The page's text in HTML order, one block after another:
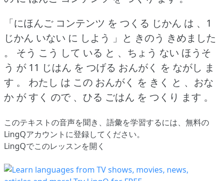
「にほんご コンテンツ を つくる じかん は 、1
じかん いない に しよう 」と きのう きめました
。
そう こう して いる と 、ちょう ない ほうそ
う が 11 じはん を つげる おんがく を ながし ま
す 。
わたし は この おんがく を きく と 、おな
か が すく ので 、ひる ごはん を つくり ます 。
このテキストの音声を聞き、語彙を学習するには、 無料の
LingQアカウントに登録してください。
LingQでこのレッスンを開く